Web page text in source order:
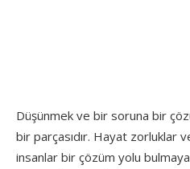
Düşünmek ve bir soruna bir
bir parçasıdır. Hayat zorluklar
insanlar bir çözüm yolu bulmaya